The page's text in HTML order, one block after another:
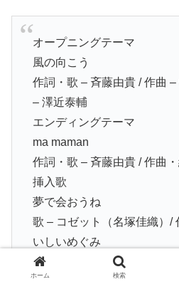
オープニングテーマ
風の向こう
作詞・歌 – 斉藤由貴 / 作曲
– 澤近泰輔
エンディングテーマ
ma maman
作詞・歌 – 斉藤由貴 / 作曲
挿入歌
夢で会おうね
歌 – コゼット（名塚佳織）/
いしいめぐみ
私にできること（44話）
歌 – コゼット（名塚佳織）/
ホーム 検索